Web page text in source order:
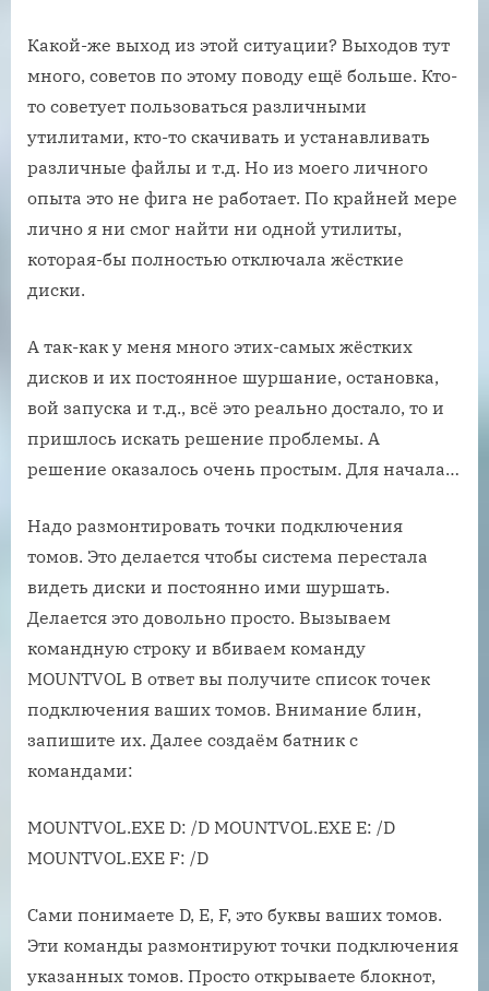
Какой-же выход из этой ситуации? Выходов тут
много, советов по этому поводу ещё больше. Кто-
то советует пользоваться различными
утилитами, кто-то скачивать и устанавливать
различные файлы и т.д. Но из моего личного
опыта это не фига не работает. По крайней мере
лично я ни смог найти ни одной утилиты,
которая-бы полностью отключала жёсткие
диски.
А так-как у меня много этих-самых жёстких
дисков и их постоянное шуршание, остановка,
вой запуска и т.д., всё это реально достало, то и
пришлось искать решение проблемы. А
решение оказалось очень простым. Для начала…
Надо размонтировать точки подключения
томов. Это делается чтобы система перестала
видеть диски и постоянно ими шуршать.
Делается это довольно просто. Вызываем
командную строку и вбиваем команду
MOUNTVOL В ответ вы получите список точек
подключения ваших томов. Внимание блин,
запишите их. Далее создаём батник с
командами:
MOUNTVOL.EXE D: /D MOUNTVOL.EXE E: /D
MOUNTVOL.EXE F: /D
Сами понимаете D, E, F, это буквы ваших томов.
Эти команды размонтируют точки подключения
указанных томов. Просто открываете блокнот,